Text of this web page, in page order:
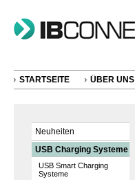
STARTSEITE ÜBER UNS
Neuheiten
USB Charging Systeme
USB Smart Charging
Systeme